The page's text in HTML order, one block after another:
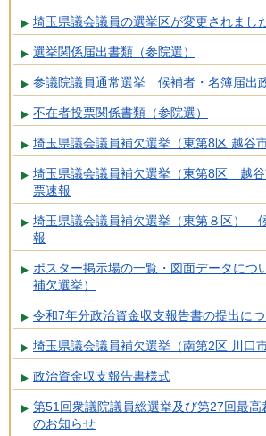
埼玉県議会議員の選挙区が変更されまし
選挙関係届出書類（参院選）
参議院議員通常選挙 候補者・名簿届出
不在者投票関係書類（参院選）
埼玉県議会議員補欠選挙（東第8区 越谷
埼玉県議会議員補欠選挙（東第8区 越谷
票速報
埼玉県議会議員補欠選挙（東第８区）
報
ポスター掲示場の一覧・図面データにつ
補欠選挙）
令和7年分政治資金収支報告書の提出に
埼玉県議会議員補欠選挙（南第2区 川口
政治資金収支報告書様式
第51回衆議院議員総選挙及び第27回最高
のお知らせ